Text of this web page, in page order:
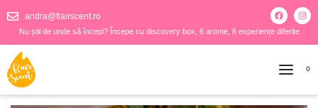
andra@flairscent.ro
Nu știi de unde să începi? Începe cu discovery box, 6 arome, 6 experiențe diferite
0